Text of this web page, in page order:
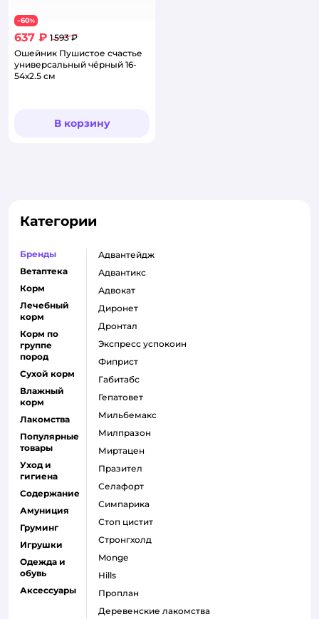
−60%
637 ₽ 1 593 ₽
Ошейник Пушистое счастье
универсальный чёрный 16-
54х2.5 см
В корзину
Категории
Бренды
Ветаптека
Корм
Лечебный
корм
Корм по
группе
пород
Сухой корм
Влажный
корм
Лакомства
Популярные
товары
Уход и
гигиена
Содержание
Амуниция
Груминг
Игрушки
Одежда и
обувь
Аксессуары
адвантейдж
адвантикс
адвокат
диронет
дронтал
экспресс успокоин
фиприст
габитабс
гепатовет
мильбемакс
милпразон
миртацен
празител
селафорт
симпарика
стоп цистит
стронгхолд
monge
hills
проплан
деревенские лакомства